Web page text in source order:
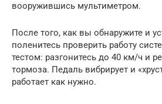
вооружившись мультиметром.
После того, как вы обнаружите и
поленитесь проверить работу
тестом: разгонитесь до 40 км/ч и
тормоза. Педаль вибрирует и
работает как нужно.